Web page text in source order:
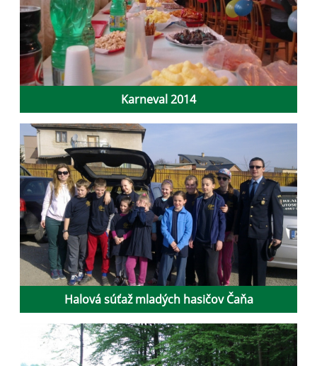
Karneval 2014
Halová súťaž mladých hasičov Čaňa